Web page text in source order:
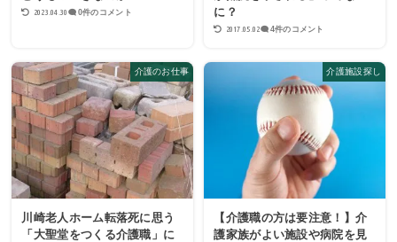
2023.04.30 0件のコメント
に？
2017.05.02 4件のコメント
介護のお仕事
川崎老人ホーム転落死に思う
「大聖堂をつくる介護職」に
介護施設探し
【介護職の方は要注意！】介
護家族がよい施設や病院を見